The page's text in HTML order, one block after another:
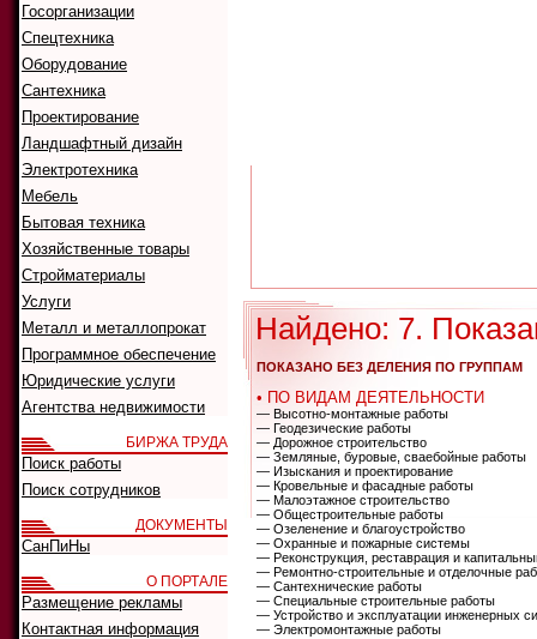
Найдено: 7.
ПОКАЗАНО БЕЗ ДЕЛЕНИЯ ПО ГРУППАМ
• ПО ВИДАМ ДЕЯТЕЛЬНОСТИ
— Высотно-монтажные работы
— Геодезические работы
— Дорожное строительство
— Земляные, буровые, сваебойные работы
— Изыскания и проектирование
— Кровельные и фасадные работы
— Малоэтажное строительство
— Общестроительные работы
— Озеленение и благоустройство
— Охранные и пожарные системы
— Реконструкция, реставрация и
— Ремонтно-строительные и отделочные
— Сантехнические работы
— Специальные строительные работы
— Устройство и эксплуатации инженерных
— Электромонтажные работы
Госорганизации
Спецтехника
Оборудование
Сантехника
Проектирование
Ландшафтный дизайн
Электротехника
Мебель
Бытовая техника
Хозяйственные товары
Стройматериалы
Услуги
Металл и металлопрокат
Программное обеспечение
Юридические услуги
Агентства недвижимости
БИРЖА ТРУДА
Поиск работы
Поиск сотрудников
ДОКУМЕНТЫ
СанПиНы
О ПОРТАЛЕ
Размещение рекламы
Контактная информация